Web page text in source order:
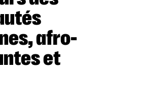
afro-
et